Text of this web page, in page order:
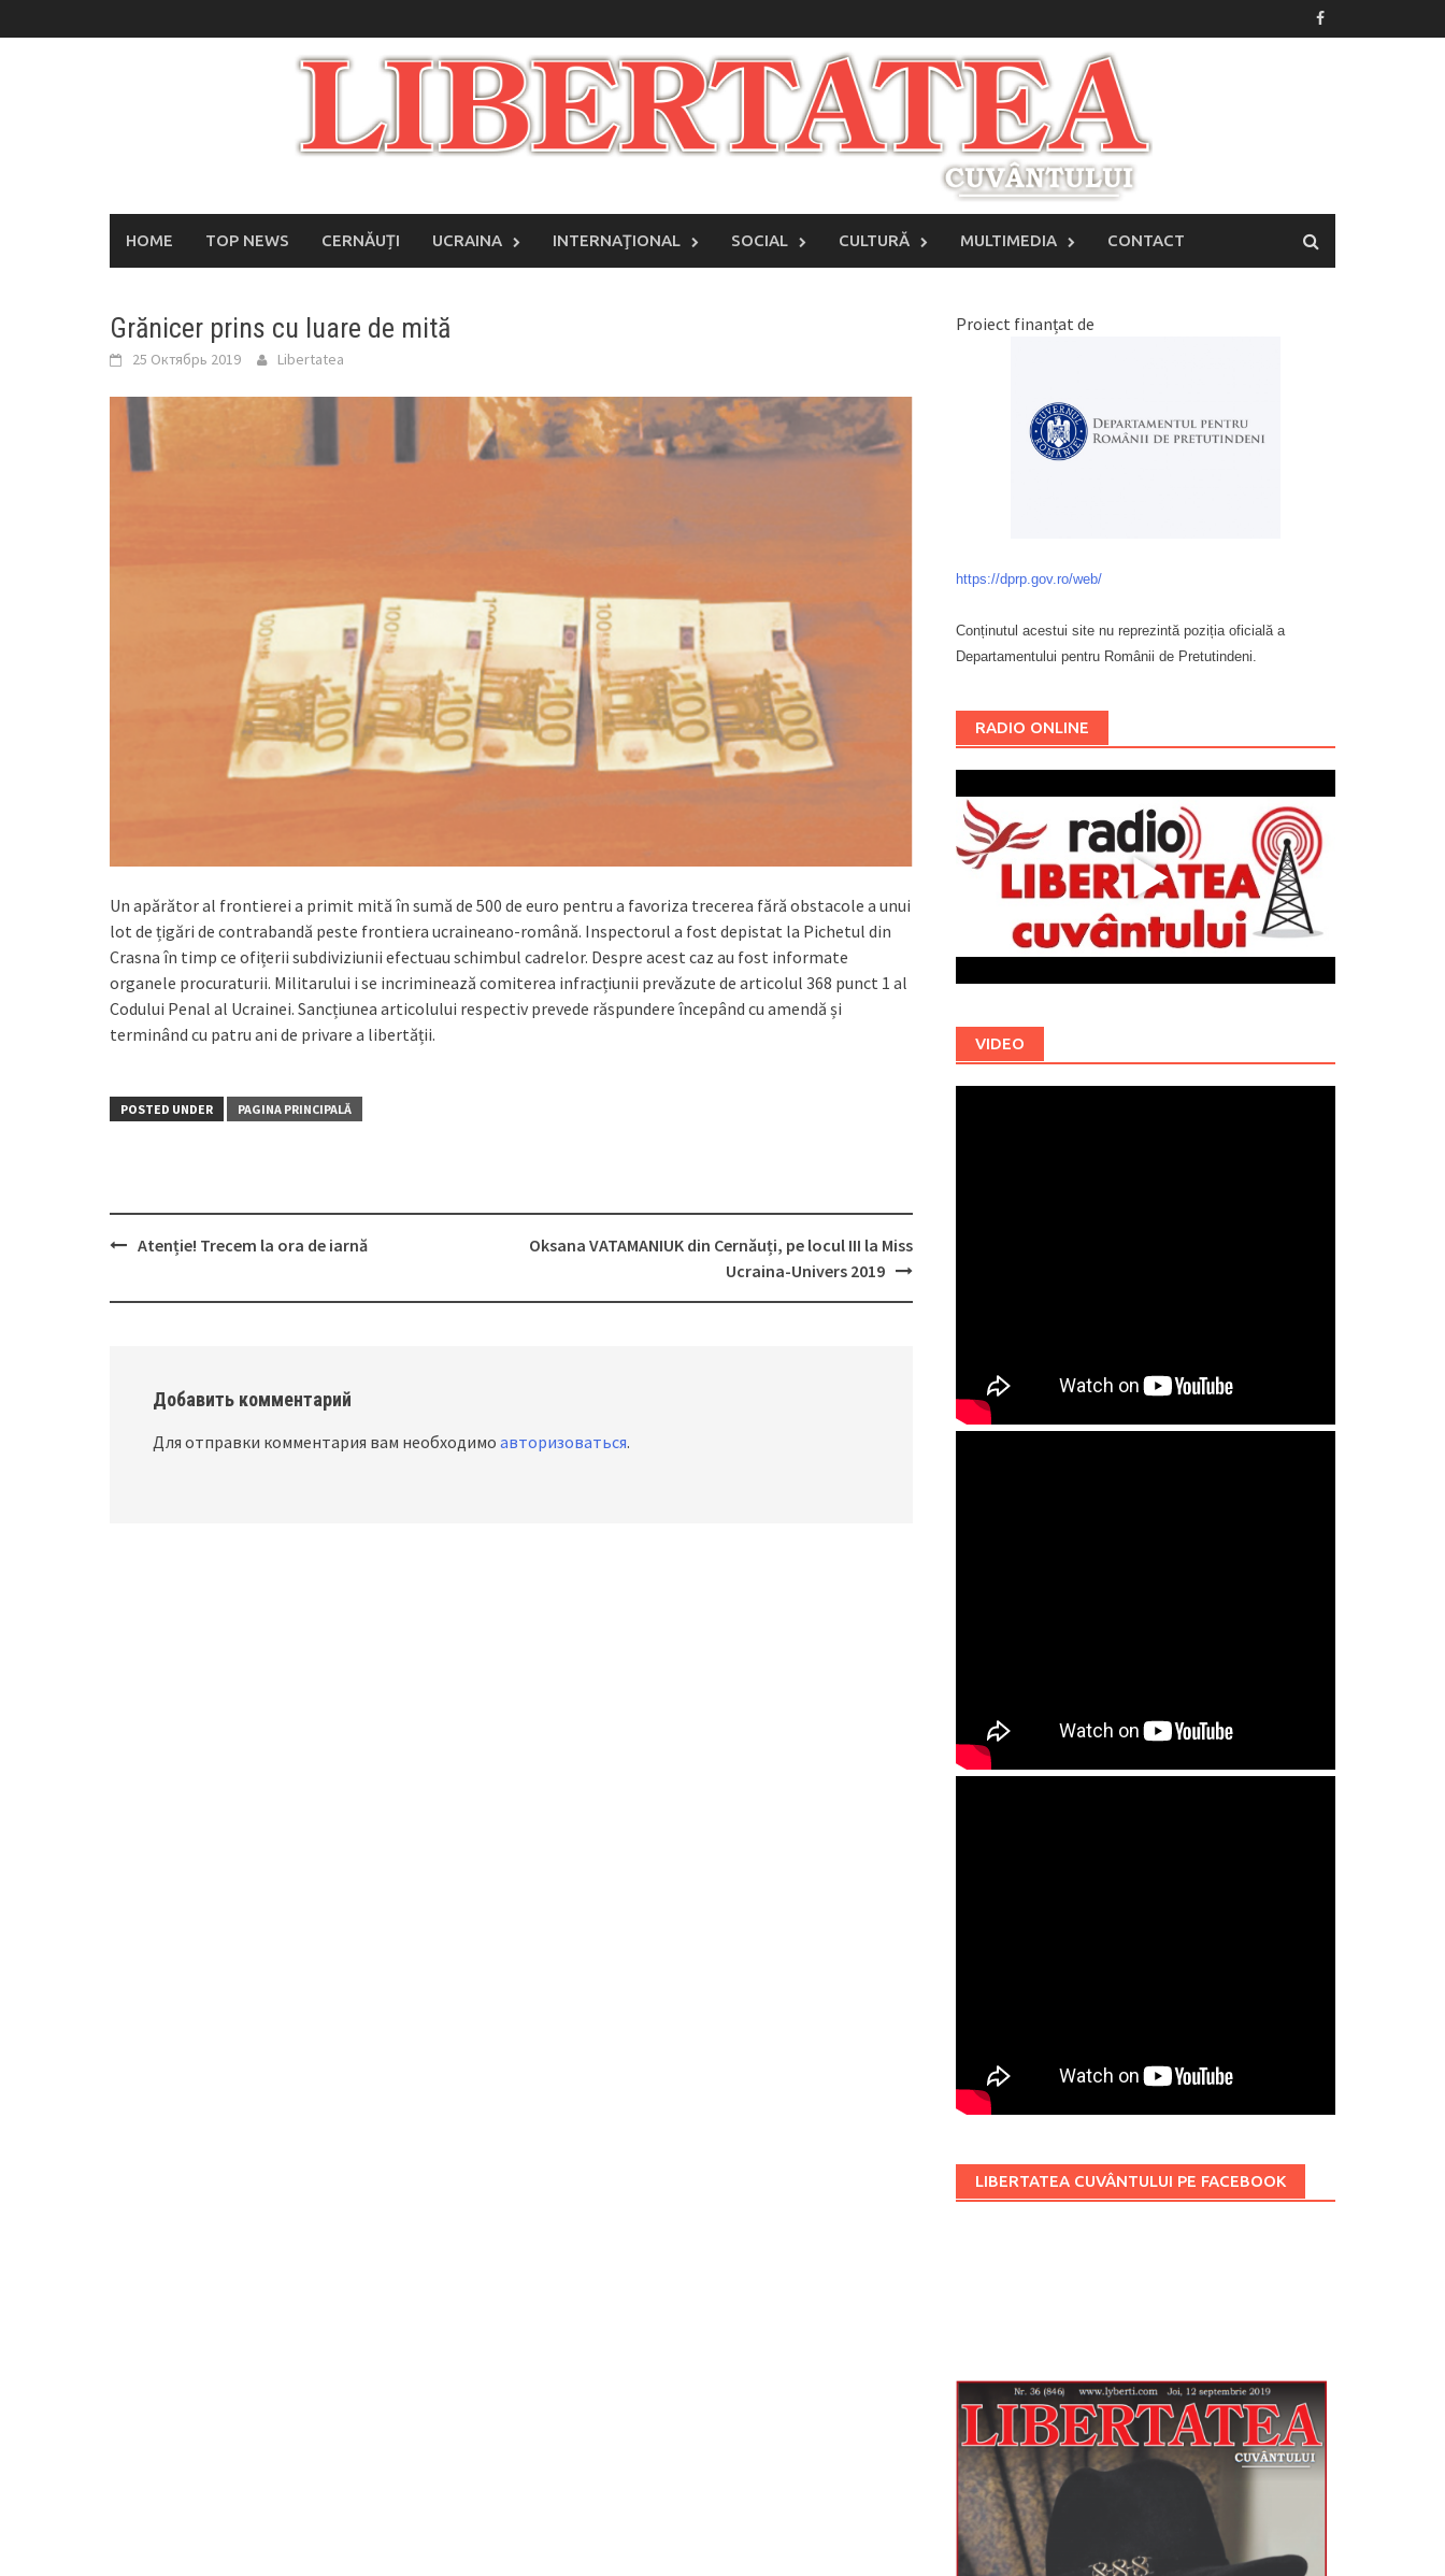
to
HOME TOP NEWS CERNĂUȚI UCRAINA INTERNAŢIONAL SOCIAL CULTURĂ MULTIMEDIA CONTACT
Grănicer prins cu luare de mită
25 Октябрь 2019 Libertatea
Un apărător al frontierei a primit mită în sumă de 500 de euro pentru a favoriza trecerea fără obstacole a unui
lot de țigări de contrabandă peste frontiera ucraineano-română. Inspectorul a fost depistat la Pichetul din
Crasna în timp ce ofițerii subdiviziunii efectuau schimbul cadrelor. Despre acest caz au fost informate
organele procuraturii. Militarului i se incriminează comiterea infracțiunii prevăzute de articolul 368 punct 1 al
Codului Penal al Ucrainei. Sancțiunea articolului respectiv prevede răspundere începând cu amendă și
terminând cu patru ani de privare a libertății.
POSTED UNDER PAGINA PRINCIPALĂ
navigation
Atenție! Trecem la ora de iarnă
Oksana VATAMANIUK din Cernăuți, pe locul III la Miss
Ucraina-Univers 2019
Добавить комментарий
Для отправки комментария вам необходимо авторизоваться.
Proiect finanțat de
https://dprp.gov.ro/web/
Conținutul acestui site nu reprezintă poziția oficială a
Departamentului pentru Românii de Pretutindeni.
RADIO ONLINE
VIDEO
LIBERTATEA CUVÂNTULUI PE FACEBOOK